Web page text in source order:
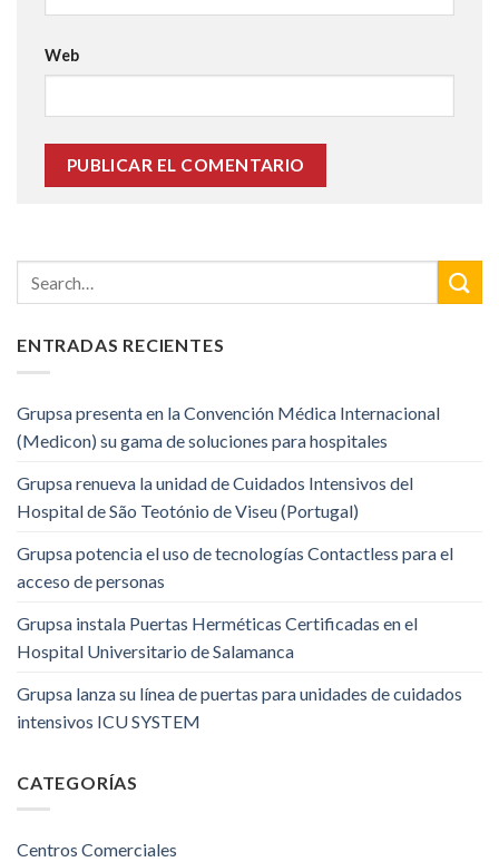
ENTRADAS RECIENTES
Grupsa presenta en la Convención Médica Internacional
(Medicon) su gama de soluciones para hospitales
Grupsa renueva la unidad de Cuidados Intensivos del
Hospital de São Teotónio de Viseu (Portugal)
Grupsa potencia el uso de tecnologías Contactless para el
acceso de personas
Grupsa instala Puertas Herméticas Certificadas en el
Hospital Universitario de Salamanca
Grupsa lanza su línea de puertas para unidades de cuidados
intensivos ICU SYSTEM
CATEGORÍAS
Centros Comerciales
Web